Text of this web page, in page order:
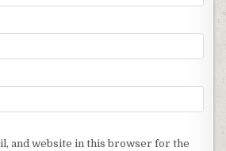
and website in this browser for the